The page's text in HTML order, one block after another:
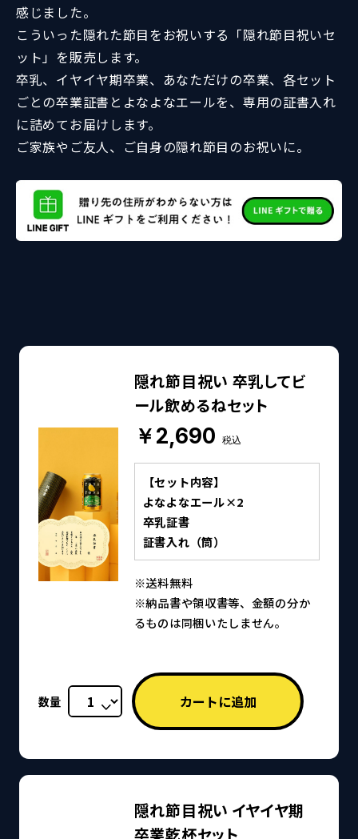
感じました。
こういった隠れた節目をお祝いする「隠れ節目祝いセ
ット」を販売します。
卒乳、イヤイヤ期卒業、あなただけの卒業、各セット
ごとの卒業証書とよなよなエールを、専用の証書入れ
に詰めてお届けします。
ご家族やご友人、ご自身の隠れ節目のお祝いに。
隠れ節目祝い 卒乳してビ
ール飲めるねセット
￥2,690 税込
【セット内容】
よなよなエール×2
卒乳証書
証書入れ（筒）
※送料無料
※納品書や領収書等、金額の分か
るものは同梱いたしません。
数量
隠れ節目祝い イヤイヤ期
卒業乾杯セット